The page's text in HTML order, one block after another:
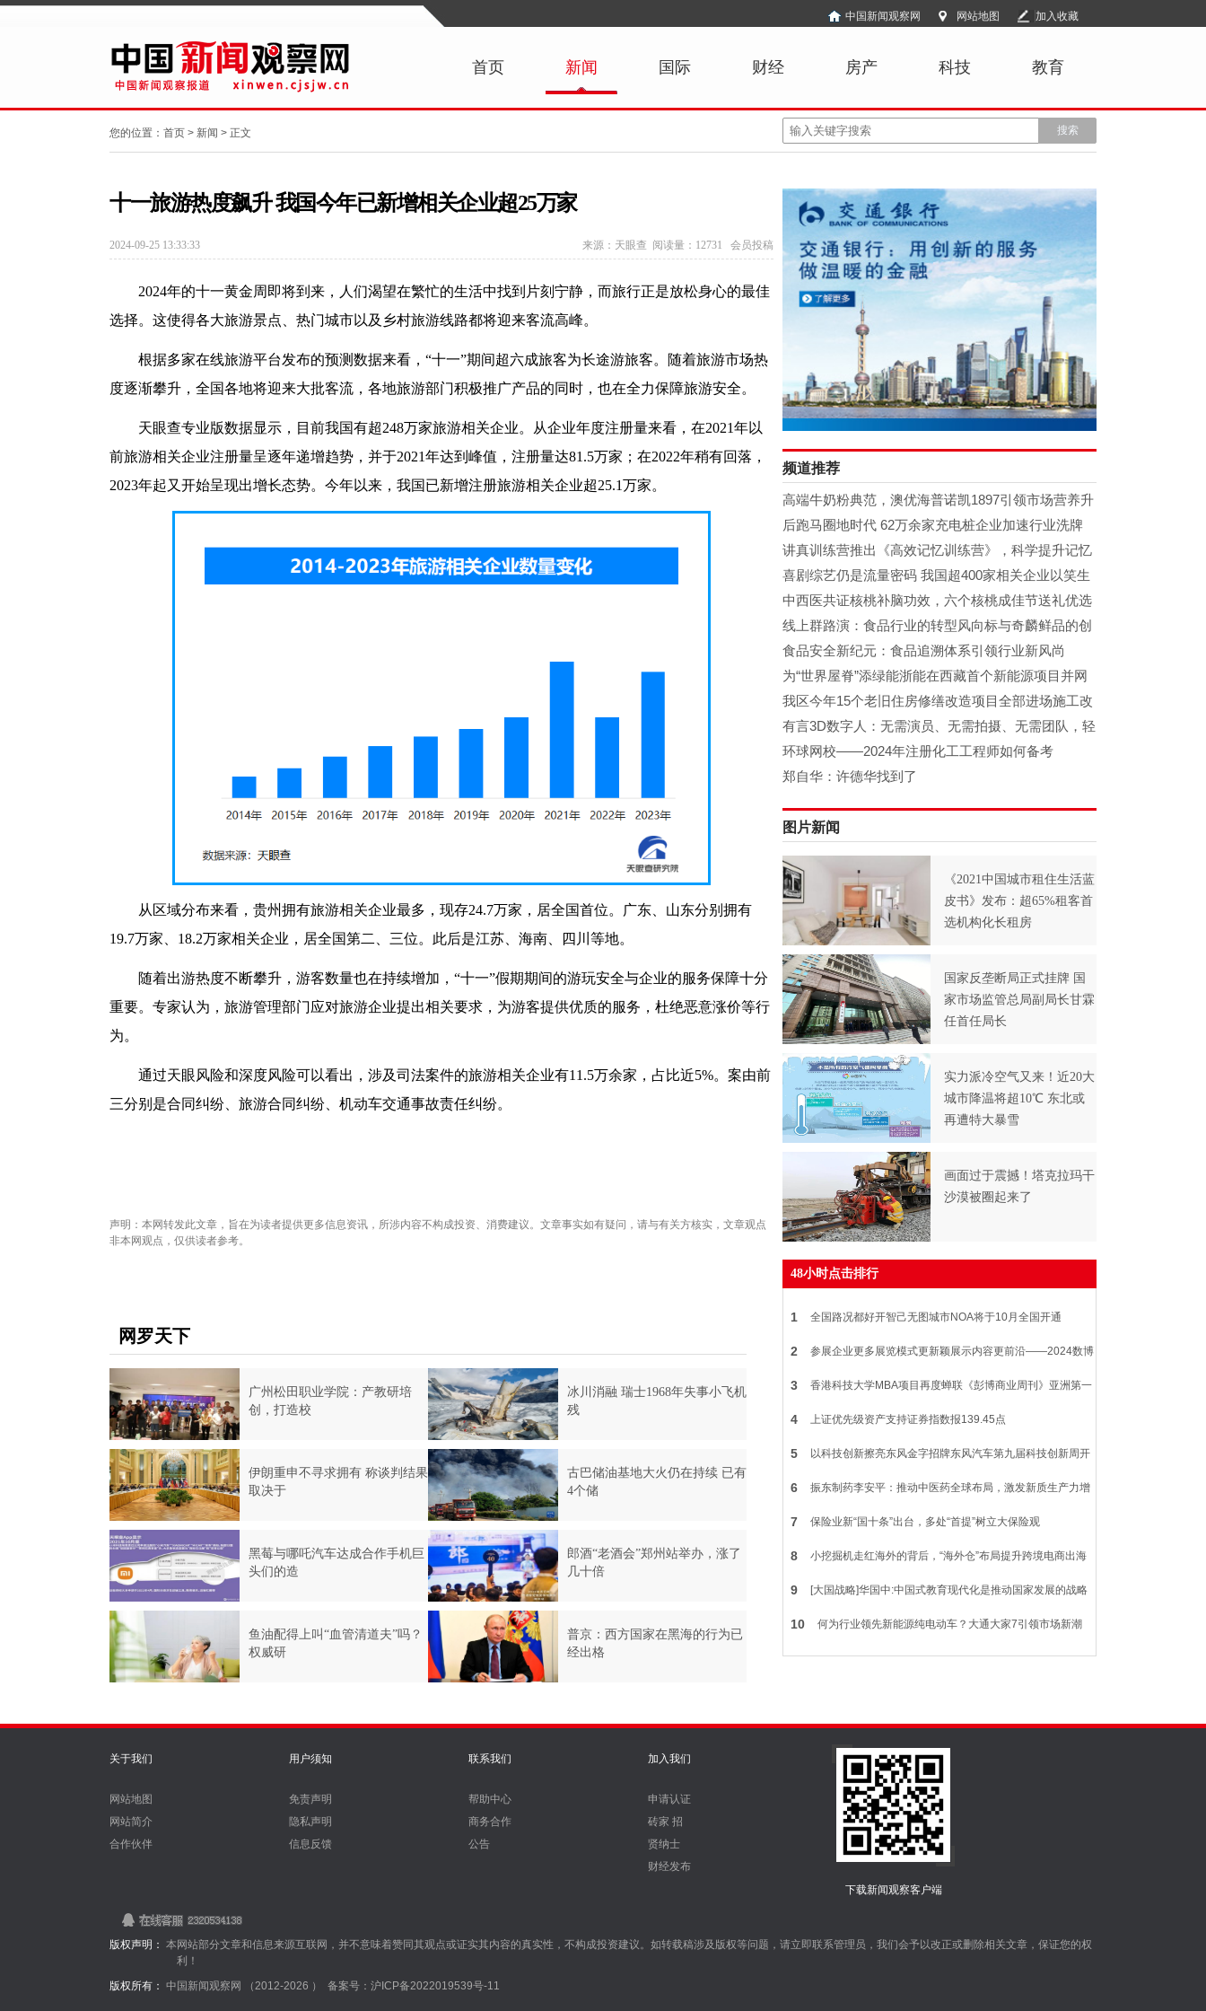
中国新闻观察网 网站地图 加入收藏
首页 新闻 国际 财经 房产 科技 教育
您的位置： 首页 > 新闻 > 正文
十一旅游热度飙升 我国今年已新增相关企业超25万家
2024-09-25 13:33:33 来源：天眼查 阅读量：12731 会员投稿
2024年的十一黄金周即将到来，人们渴望在繁忙的生活中找到片刻宁静，而旅行正是放松身心的最佳
选择。这使得各大旅游景点、热门城市以及乡村旅游线路都将迎来客流高峰。
根据多家在线旅游平台发布的预测数据来看，“十一”期间超六成旅客为长途游旅客。随着旅游市场热
度逐渐攀升，全国各地将迎来大批客流，各地旅游部门积极推广产品的同时，也在全力保障旅游安全。
天眼查专业版数据显示，目前我国有超248万家旅游相关企业。从企业年度注册量来看，在2021年以
前旅游相关企业注册量呈逐年递增趋势，并于2021年达到峰值，注册量达81.5万家；在2022年稍有回落，
2023年起又开始呈现出增长态势。今年以来，我国已新增注册旅游相关企业超25.1万家。
从区域分布来看，贵州拥有旅游相关企业最多，现存24.7万家，居全国首位。广东、山东分别拥有
19.7万家、18.2万家相关企业，居全国第二、三位。此后是江苏、海南、四川等地。
随着出游热度不断攀升，游客数量也在持续增加，“十一”假期期间的游玩安全与企业的服务保障十分
重要。专家认为，旅游管理部门应对旅游企业提出相关要求，为游客提供优质的服务，杜绝恶意涨价等行
为。
通过天眼风险和深度风险可以看出，涉及司法案件的旅游相关企业有11.5万余家，占比近5%。案由前
三分别是合同纠纷、旅游合同纠纷、机动车交通事故责任纠纷。
声明：本网转发此文章，旨在为读者提供更多信息资讯，所涉内容不构成投资、消费建议。文章事实如有疑问，请与有关方核实，文章观点
非本网观点，仅供读者参考。
网罗天下
广州松田职业学院：产教研培
创，打造校
冰川消融 瑞士1968年失事小飞机
残
伊朗重申不寻求拥有 称谈判结果
取决于
古巴储油基地大火仍在持续 已有
4个储
黑莓与哪吒汽车达成合作手机巨
头们的造
郎酒“老酒会”郑州站举办，涨了
几十倍
鱼油配得上叫“血管清道夫”吗？
权威研
普京：西方国家在黑海的行为已
经出格
频道推荐
高端牛奶粉典范，澳优海普诺凯1897引领市场营养升
级潮
后跑马圈地时代 62万余家充电桩企业加速行业洗牌
讲真训练营推出《高效记忆训练营》，科学提升记忆
力
喜剧综艺仍是流量密码 我国超400家相关企业以笑生
金
中西医共证核桃补脑功效，六个核桃成佳节送礼优选
线上群路演：食品行业的转型风向标与奇麟鲜品的创
新实践
食品安全新纪元：食品追溯体系引领行业新风尚
为“世界屋脊”添绿能浙能在西藏首个新能源项目并网
发电
我区今年15个老旧住房修缮改造项目全部进场施工改
善居住环境推进城市更新
有言3D数字人：无需演员、无需拍摄、无需团队，轻
松创作视频
环球网校——2024年注册化工工程师如何备考
郑自华：许德华找到了
图片新闻
《2021中国城市租住生活蓝
皮书》发布：超65%租客首
选机构化长租房
国家反垄断局正式挂牌 国
家市场监管总局副局长甘霖
任首任局长
实力派冷空气又来！近20大
城市降温将超10℃ 东北或
再遭特大暴雪
画面过于震撼！塔克拉玛干
沙漠被圈起来了
48小时点击排行
1 全国路况都好开智己无图城市NOA将于10月全国开通
2 参展企业更多展览模式更新颖展示内容更前沿——2024数博
会专业展三大亮点
3 香港科技大学MBA项目再度蝉联《彭博商业周刊》亚洲第一
4 上证优先级资产支持证券指数报139.45点
5 以科技创新擦亮东风金字招牌东风汽车第九届科技创新周开
幕6 振东制药李安平：推动中医药全球布局，激发新质生产力增
长动力
7 保险业新“国十条”出台，多处“首提”树立大保险观
8 小挖掘机走红海外的背后，“海外仓”布局提升跨境电商出海
效率
9 [大国战略]华国中:中国式教育现代化是推动国家发展的战略
性支撑
10 何为行业领先新能源纯电动车？大通大家7引领市场新潮
流！
关于我们
网站地图
网站简介
合作伙伴
用户须知
免责声明
隐私声明
信息反馈
联系我们
帮助中心
商务合作
公告
加入我们
申请认证
砖家 招
贤纳士
财经发布
下载新闻观察客户端
版权声明： 本网站部分文章和信息来源互联网，并不意味着赞同其观点或证实其内容的真实性，不构成投资建议。如转载稿涉及版权等问题，请立即联系管理员，我们会予以改正或删除相关文章，保证您的权
利！
版权所有： 中国新闻观察网 （2012-2026 ） 备案号：沪ICP备2022019539号-11